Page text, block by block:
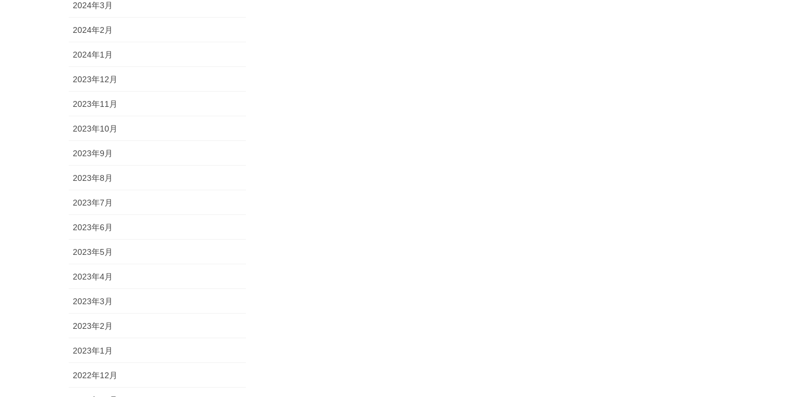
2024年3月
2024年2月
2024年1月
2023年12月
2023年11月
2023年10月
2023年9月
2023年8月
2023年7月
2023年6月
2023年5月
2023年4月
2023年3月
2023年2月
2023年1月
2022年12月